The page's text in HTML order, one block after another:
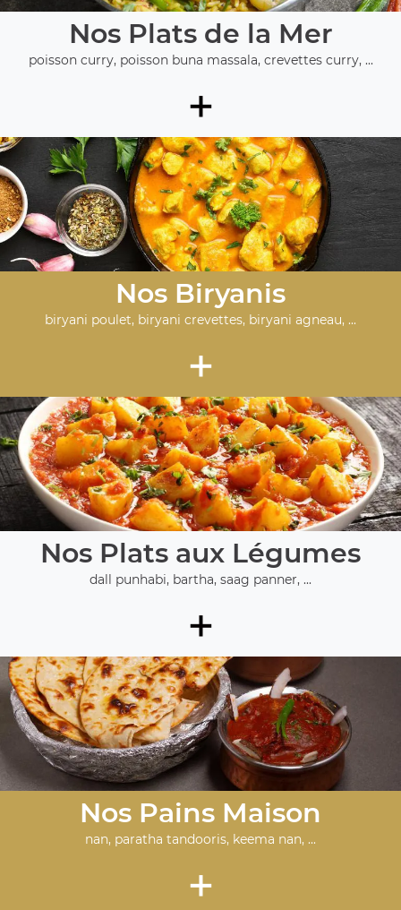
Nos Plats de la Mer
poisson curry, poisson buna massala, crevettes curry, ...
+
Nos Biryanis
biryani poulet, biryani crevettes, biryani agneau, ...
+
Nos Plats aux Légumes
dall punhabi, bartha, saag panner, ...
+
Nos Pains Maison
nan, paratha tandooris, keema nan, ...
+